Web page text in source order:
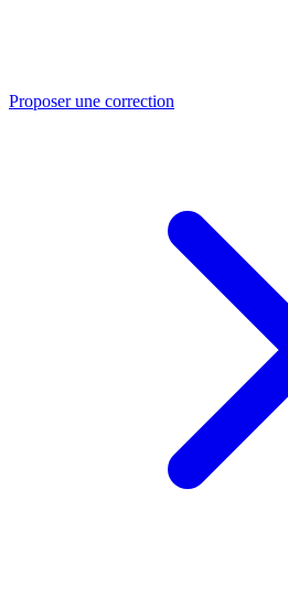
Proposer une correction